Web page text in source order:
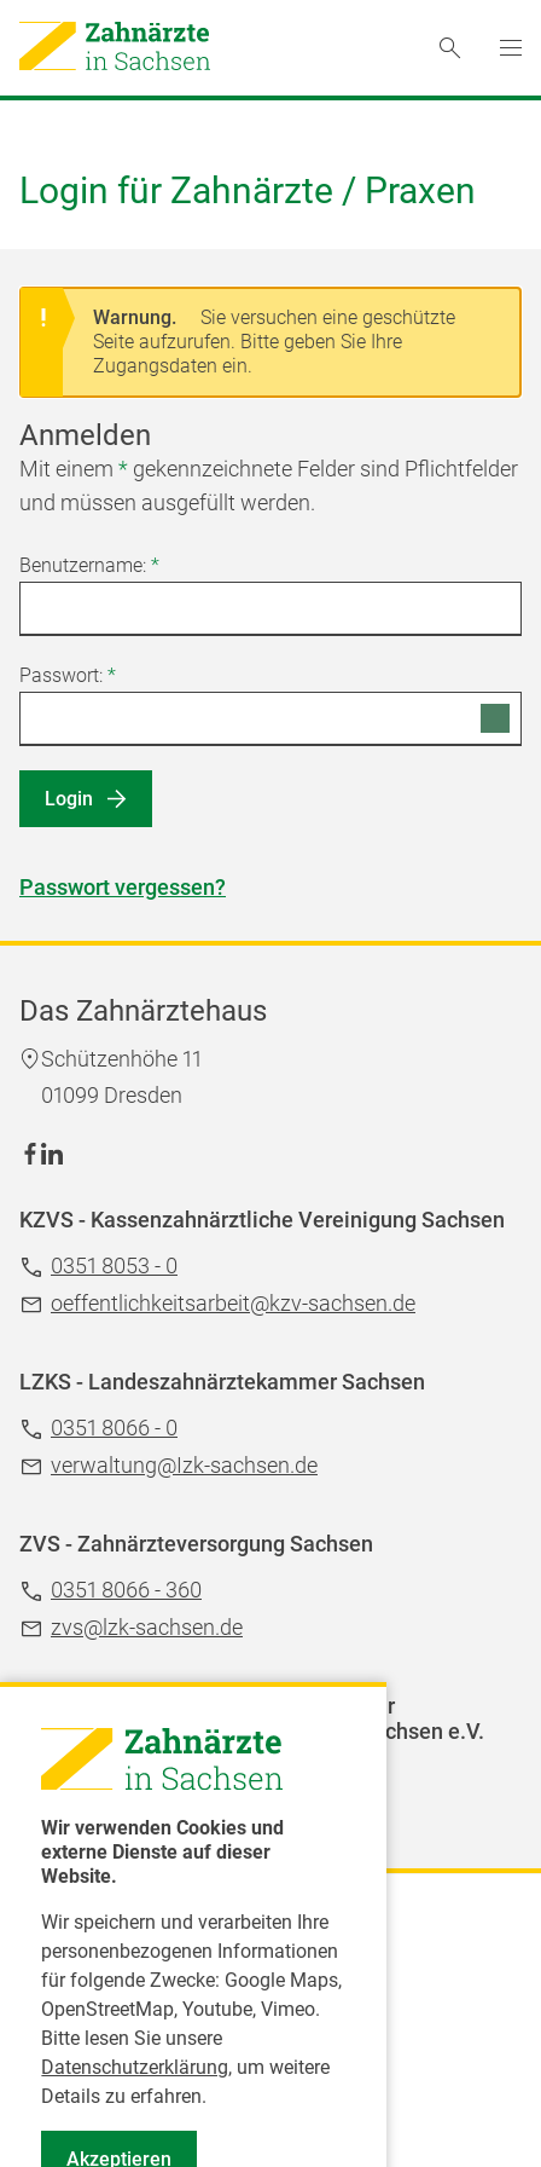
Wir verwenden Cookies und
externe Dienste auf dieser
Website.
Wir speichern und verarbeiten Ihre
personenbezogenen Informationen
für folgende Zwecke: Google Maps,
OpenStreetMap, Youtube, Vimeo.
Bitte lesen Sie unsere
Datenschutzerklärung, um weitere
Details zu erfahren.
Akzeptieren
Login für Zahnärzte / Praxen
Warnung.
Sie versuchen eine geschützte
Seite aufzurufen. Bitte geben Sie Ihre
Zugangsdaten ein.
Anmelden
Mit einem * gekennzeichnete Felder sind Pflichtfelder
und müssen ausgefüllt werden.
Benutzername: *
Passwort: *
Login
Passwort vergessen?
Das Zahnärztehaus
Schützenhöhe 11
01099 Dresden
KZVS - Kassenzahnärztliche Vereinigung Sachsen
0351 8053 - 0
oeffentlichkeitsarbeit@kzv-sachsen.de
LZKS - Landeszahnärztekammer Sachsen
0351 8066 - 0
verwaltung@Izk-sachsen.de
ZVS - Zahnärzteversorgung Sachsen
0351 8066 - 360
zvs@lzk-sachsen.de
LAGZ - Landesarbeitsgemeinschaft für
Jugendzahnpflege des Freistaates Sachsen e.V.
Karriere
Inserate
Praktikum in einer Zahnarztpraxis
Jobs im Zahnärztehaus
Presse
Pressemitteilungen